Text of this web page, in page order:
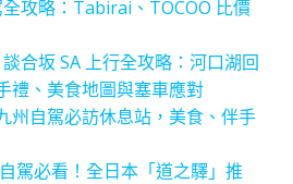
攻略：Tabirai、TOCOO 比價
談合坂 SA 上行全攻略：河口湖回
禮、美食地圖與塞車應對
州自駕必訪休息站，美食、伴手
駕必看！全日本「道之驛」推